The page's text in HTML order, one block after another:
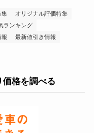
集
オリジナル評価特集
ランキング
最新値引き情報
格を調べる